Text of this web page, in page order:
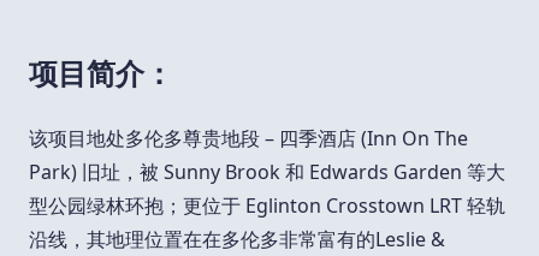
项目简介：
该项目地处多伦多尊贵地段 – 四季酒店 (Inn On The
Park) 旧址，被 Sunny Brook 和 Edwards Garden 等大
型公园绿林环抱；更位于 Eglinton Crosstown LRT 轻轨
沿线，其地理位置在在多伦多非常富有的Leslie &